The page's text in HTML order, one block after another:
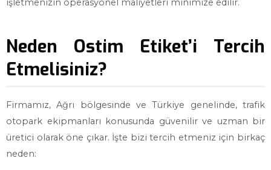
işletmenizin operasyonel maliyetleri minimize edilir.
Neden Ostim Etiket’i Tercih
Etmelisiniz?
Firmamız, Ağrı bölgesinde ve Türkiye genelinde, trafik
otopark ekipmanları konusunda güvenilir ve uzman bir
üretici olarak öne çıkar. İşte bizi tercih etmeniz için birkaç
neden: